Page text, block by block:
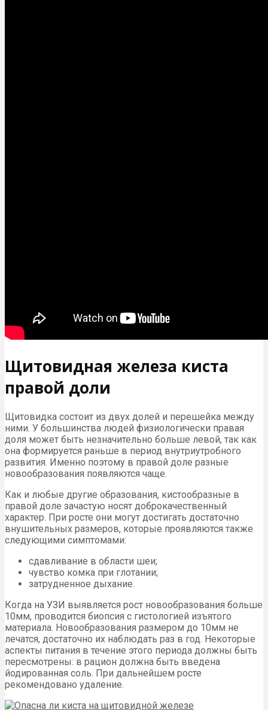
Щитовидная железа киста
правой доли
Щитовидка состоит из двух долей и перешейка между
ними. У большинства людей физиологически правая
доля может быть незначительно больше левой, так как
она формируется раньше в период внутриутробного
развития. Именно поэтому в правой доле разные
новообразования появляются чаще.
Как и любые другие образования, кистообразные в
правой доле зачастую носят доброкачественный
характер. При росте они могут достигать достаточно
внушительных размеров, которые проявляются также
следующими симптомами:
сдавливание в области шеи;
чувство комка при глотании;
затрудненное дыхание.
Когда на УЗИ выявляется рост новообразования больше
10мм, проводится биопсия с гистологией изъятого
материала. Новообразования размером до 10мм не
лечатся, достаточно их наблюдать раз в год. Некоторые
аспекты питания в течение этого периода должны быть
пересмотрены: в рацион должна быть введена
йодированная соль. При дальнейшем росте
рекомендовано удаление.